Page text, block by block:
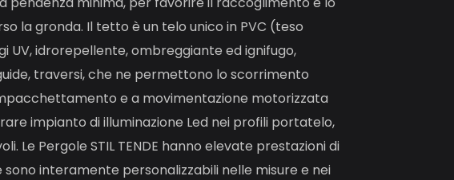
la gronda. Il tetto è un telo unico in PVC (teso
UV, idrorepellente, ombreggiante ed ignifugo,
traversi, che ne permettono lo scorrimento
e a movimentazione motorizzata
impianto di illuminazione Led nei profili portatelo,
Le Pergole STIL TENDE hanno elevate prestazioni di
interamente personalizzabili nelle misure e nei